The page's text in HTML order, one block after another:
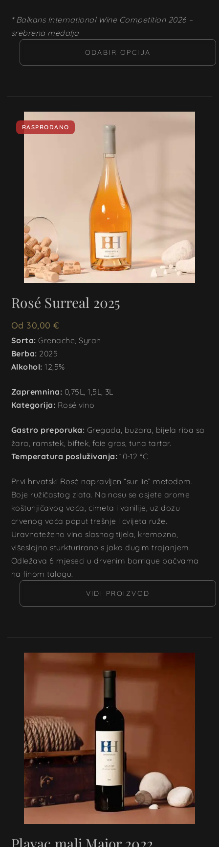
* Balkans International Wine Competition 2026 –
srebrena medalja
ODABIR OPCIJA
RASPRODANO
Rosé Surreal 2025
Od 30,00€
Sorta: Grenache, Syrah
Berba: 2025
Alkohol: 12,5%
Zapremnina: 0,75L, 1,5L, 3L
Kategorija: Rosé vino
Gastro preporuka: Gregada, buzara, bijela riba sa
žara, ramstek, biftek, foie gras, tuna tartar.
Temperatura posluživanja: 10-12 °C
Prvi hrvatski Rosé napravljen “sur lie” metodom.
Boje ružičastog zlata. Na nosu se osjete arome
koštunjičavog voća, cimeta i vanilije, uz dozu
crvenog voća poput trešnje i cvijeta ruže.
Uravnoteženo vino slasnog tijela, kremozno,
višeslojno sturkturirano s jako dugim trajanjem.
Odležava 6 mjeseci u drvenim barrique bačvama
na finom talogu.
VIDI PROIZVOD
Plavac mali Maior 2022